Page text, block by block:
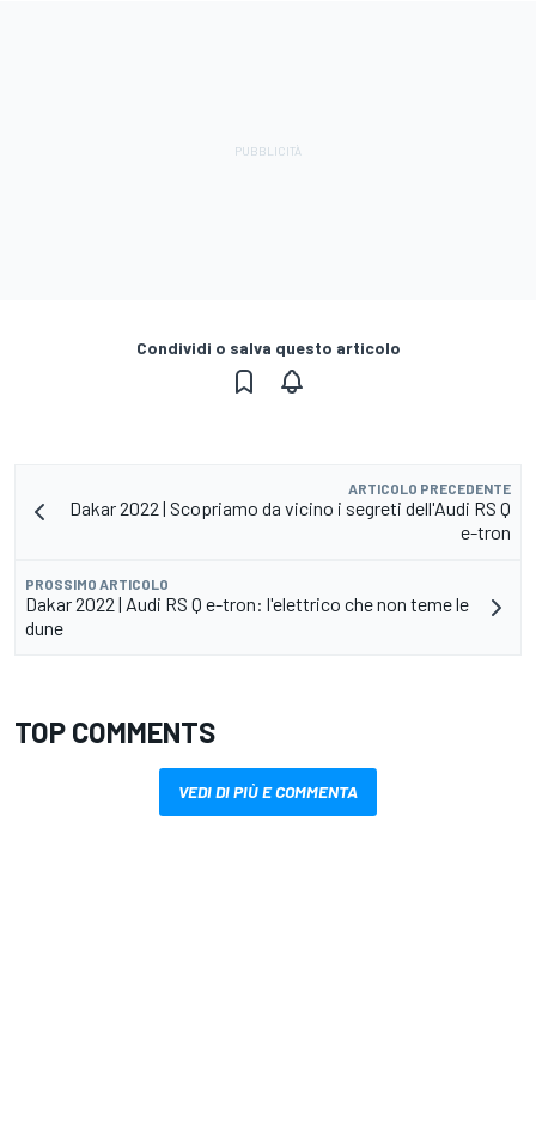
Condividi o salva questo articolo
ARTICOLO PRECEDENTE
Dakar 2022 | Scopriamo da vicino i segreti dell'Audi RS Q
e-tron
PROSSIMO ARTICOLO
Dakar 2022 | Audi RS Q e-tron: l'elettrico che non teme le
dune
TOP COMMENTS
VEDI DI PIÙ E COMMENTA